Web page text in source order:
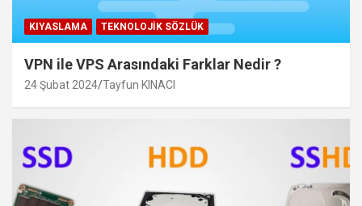
KIYASLAMA TEKNOLOJIK SÖZLÜK
VPN ile VPS Arasındaki Farklar Nedir ?
24 Şubat 2024 Tayfun KINACI